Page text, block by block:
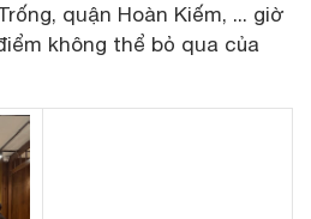
quận Hoàn Kiếm, ... giờ
không thể bỏ qua của